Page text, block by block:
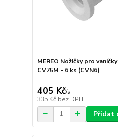
MEREO Nožičky pro
CV75M - 6 ks (CVN6)
405 Kč/s
335 Kč bez DPH
Přidat